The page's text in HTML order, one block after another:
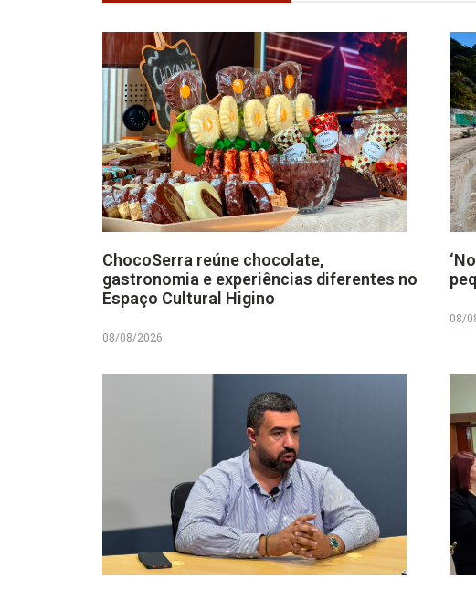
ChocoSerra reúne chocolate,
gastronomia e experiências diferentes no
Espaço Cultural Higino
08/08/2026
08/